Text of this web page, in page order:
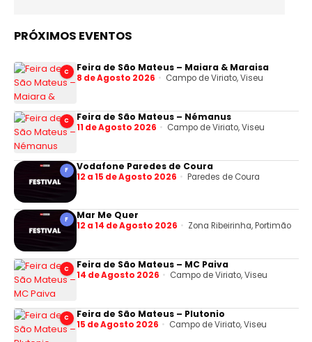
PRÓXIMOS EVENTOS
C Feira de São Mateus – Maiara & Maraisa
8 de Agosto 2026 Campo de Viriato, Viseu
C Feira de São Mateus – Némanus
11 de Agosto 2026 Campo de Viriato, Viseu
F Vodafone Paredes de Coura
12 a 15 de Agosto 2026 Paredes de Coura
F Mar Me Quer
12 a 14 de Agosto 2026 Zona Ribeirinha, Portimão
C Feira de São Mateus – MC Paiva
14 de Agosto 2026 Campo de Viriato, Viseu
C Feira de São Mateus – Plutonio
15 de Agosto 2026 Campo de Viriato, Viseu